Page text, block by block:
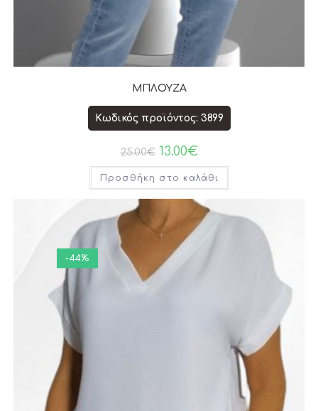
ΜΠΛΟΥΖΑ
Κωδικός προϊόντος: 3899
25.00€ 13.00€
Προσθήκη στο καλάθι
-44%